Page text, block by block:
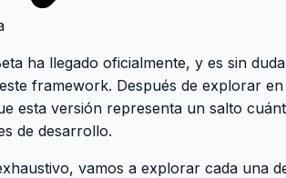
ha llegado oficialmente, y es sin
framework. Después de explorar
esta versión representa un salto
de desarrollo.
vamos a explorar cada una